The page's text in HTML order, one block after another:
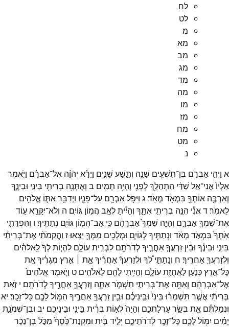
לח
לט
מ
מא
מב
מג
מד
מה
מו
מז
מח
מט
נ
א וַיְהִ֣י אַבְרָ֔ם בֶּן־תִּשְׁעִ֥ים שָׁנָ֖ה וְתֵ֣שַׁע שָׁנִ֑ים וַיֵּרָ֨א יְהוָ֜ה אֶל־אַבְרָ֗ם וַיֹּ֤אמֶר
אֵלָיו֙אֲנִי־אֵ֣ל שַׁדַּ֔י הִתְהַלֵּ֥ךְלְפָנַ֖י וֶהְיֵ֥ה תָמִֽים׃ ב וְאֶתְּנָ֥ה בְרִיתִ֖י בֵּינִ֣י וּבֵינֶ֑ךָ
וְאַרְבֶּ֥ה אוֹתְךָ֖ בִּמְאֹ֥ד מְאֹֽד׃ג וַיִּפֹּ֥לאַבְרָ֖ם עַל־פָּנָ֑יו וַיְדַבֵּ֥ראִתּ֛וֹ אֱלֹהִ֖ים
לֵאמֹֽר׃דאֲנִ֕י הִנֵּ֥ה בְרִיתִ֖י אִתָּ֑ךְ וְהָיִ֕יתָלְאַ֖ב הֲמ֥וֹן גּוֹיִֽם׃ ה וְלֹא־יִקָּרֵ֥אע֛וֹד
אֶת־שִׁמְךָ֖אַבְרָ֑ם וְהָיָ֤ה שִׁמְךָ֙אַבְרָהָ֔ם כִּ֛י אַב־הֲמ֥וֹן גּוֹיִ֖ם נְתַתִּֽיךָ׃ ו וְהִפְרֵתִ֤י
אֹֽתְךָ֙ בִּמְאֹ֣ד מְאֹ֔ד וּנְתַתִּ֖יךָלְגוֹיִ֑ם וּמְלָכִ֖ים מִמְּךָ֥ יֵצֵֽאוּ׃ז וַהֲקִמֹתִ֨י אֶת־בְּרִיתִ֜י
בֵּינִ֣י וּבֵינֶ֗ךָ וּבֵ֨ין זַרְעֲךָ֧אַחֲרֶ֛יךָלְדֹרֹתָ֖ם לִבְרִ֣יתעוֹלָ֑ם לִהְי֤וֹתלְךָ֙לֵֽאלֹהִ֔ים
וּֽלְזַרְעֲךָ֖אַחֲרֶֽיךָ׃ ח וְנָתַתִּ֣י לְ֠ךָ וּלְזַרְעֲךָ֨אַחֲרֶ֜יךָאֵ֣ת ׀ אֶ֣רֶץ מְגֻרֶ֗יךָאֵ֚ת
כָּל־אֶ֣רֶץכְּנַ֔עַן לַאֲחֻזַּ֖תעוֹלָ֑ם וְהָיִ֥יתִי לָהֶ֖ם לֵאלֹהִֽים׃ ט וַיֹּ֤אמֶראֱלֹהִים֙
אֶל־אַבְרָהָ֔ם וְאַתָּ֖ה אֶת־בְּרִיתִ֣י תִשְׁמֹ֑ראַתָּ֛ה וְזַרְעֲךָ֥אַֽחֲרֶ֖יךָלְדֹרֹתָֽם׃ י זֹ֣את
בְּרִיתִ֞י אֲשֶׁ֣ר תִּשְׁמְר֗וּ בֵּינִי֙ וּבֵ֣ינֵיכֶ֔ם וּבֵ֥ין זַרְעֲךָ֖אַחֲרֶ֑יךָ הִמּ֥וֹללָכֶ֖ם כָּל־זָכָֽר׃ יא
וּנְמַלְתֶּ֕ם אֵ֖ת בְּשַׂ֣רעָרְלַתְכֶ֑ם וְהָיָה֙לְא֣וֹת בְּרִ֔ית בֵּינִ֖י וּבֵינֵיכֶֽם׃ יב וּבֶן־שְׁמֹנַ֣ת
יָמִ֗ים יִמּ֥וֹללָכֶ֛ם כָּל־זָכָ֖רלְדֹרֹתֵיכֶ֑ם יְלִ֣יד בָּ֔יִת וּמִקְנַת־כֶּ֙סֶף֙ מִכֹּ֣ל בֶּן־נֵכָ֔ר